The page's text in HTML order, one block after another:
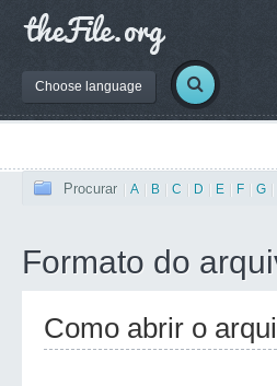
Choose language
Procurar A B C D E F G
Formato do
Como abrir o